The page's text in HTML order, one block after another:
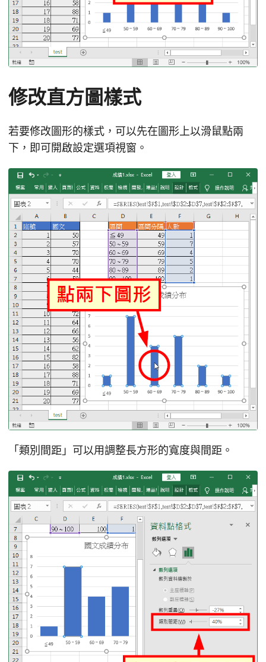
修改直方圖樣式
若要修改圖形的樣式，可以先在圖形上以滑鼠點兩
下，即可開啟設定選項視窗。
「類別間距」可以用調整長方形的寬度與間距。